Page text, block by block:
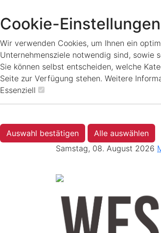
Cookie-Einstellungen
Wir verwenden Cookies, um Ihnen ein
Unternehmensziele notwendig sind, sowie
Sie können selbst entscheiden, welche
Seite zur Verfügung stehen. Weitere
Essenziell
Auswahl bestätigen
Alle auswählen
Samstag, 08. August 2026